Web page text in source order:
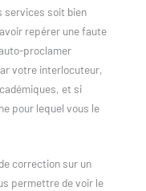
services soit bien
repérer une faute
proclamer
votre interlocuteur,
et si
pour lequel vous le
correction sur un
permettre de voir le